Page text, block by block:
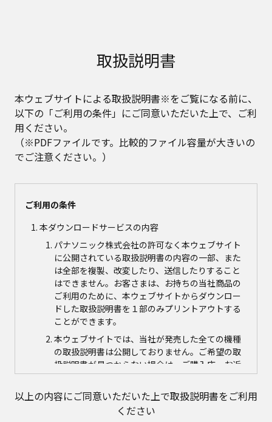
取扱説明書
本ウェブサイトによる取扱説明書※をご覧になる前に、
以下の「ご利用の条件」にご同意いただいた上で、ご利
用ください。
（※PDFファイルです。比較的ファイル容量が大きいの
でご注意ください。）
ご利用の条件
本ダウンロードサービスの内容
パナソニック株式会社の許可なく本ウェブサイト
に公開されている取扱説明書の内容の一部、また
は全部を複製、改変したり、送信したりすること
はできません。お客さまは、お持ちの当社商品の
ご利用のために、本ウェブサイトからダウンロー
ドした取扱説明書を１部のみプリントアウトする
ことができます。
本ウェブサイトでは、当社が発売した全ての機種
の取扱説明書は公開しておりません。ご希望の取
扱説明書が見つからない場合は、ご購入店、お近
くの当社商品の取扱店、または当社サービス会社
に直接お問い合わせの上、ご購入いただきますよ
うお願いいたします。ただし、商品自体の生産中
止などの理由により、当該商品につき取扱説明書
以上の内容にご同意いただいた上で取扱説明書をご利用
ください